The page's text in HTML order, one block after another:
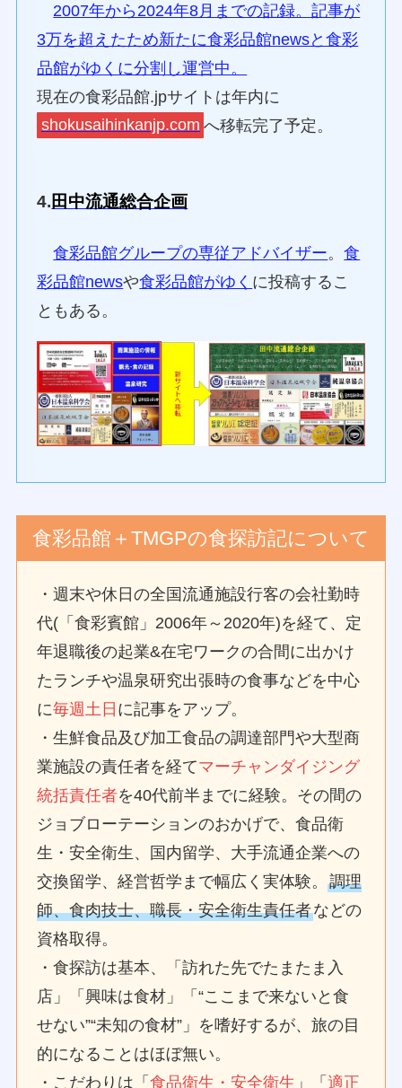
2007年から2024年8月までの記録。記事が
3万を超えたため新たに食彩品館newsと食彩
品館がゆくに分割し運営中。
現在の食彩品館.jpサイトは年内に
shokusaihinkanjp.com へ移転完了予定。
4.田中流通総合企画
食彩品館グループの専従アドバイザー。食
彩品館newsや食彩品館がゆく に投稿するこ
ともある。
食彩品館＋TMGPの食探訪記について
・週末や休日の全国流通施設行客の会社勤時
代(「食彩賓館」2006年～2020年)を経て、定
年退職後の起業&在宅ワークの合間に出かけ
たランチや温泉研究出張時の食事などを中心
に毎週土日 に記事をアップ。
・生鮮食品及び加工食品の調達部門や大型商
業施設の責任者を経てマーチャンダイジング
統括責任者を40代前半までに経験。その間の
ジョブローテーションのおかげで、食品衛
生・安全衛生、国内留学、大手流通企業への
交換留学、経営哲学まで幅広く実体験。調理
師、食肉技士、職長・安全衛生責任者などの
資格取得。
・食探訪は基本、「訪れた先でたまたま入
店」「興味は食材」「“ここまで来ないと食
せない”“未知の食材”」を嗜好するが、旅の目
的になることはほぼ無い。
・こだわりは「食品衛生・安全衛生 」「適正